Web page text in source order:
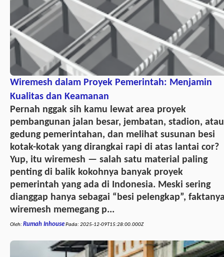
Wiremesh dalam Proyek Pemerintah: Menjamin
Kualitas dan Keamanan
Pernah nggak sih kamu lewat area proyek
pembangunan jalan besar, jembatan, stadion, atau
gedung pemerintahan, dan melihat susunan besi
kotak-kotak yang dirangkai rapi di atas lantai cor?
Yup, itu wiremesh — salah satu material paling
penting di balik kokohnya banyak proyek
pemerintah yang ada di Indonesia. Meski sering
dianggap hanya sebagai “besi pelengkap”,
wiremesh memegang p...
Oleh:Rumah InhousePada:2025-12-09T15:28:00.000Z